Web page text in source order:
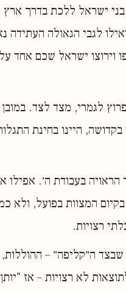
ישראל ללכת בדרך
לגבי הגאולה העתידה
וירוצו ישראל שכם אחד
לגמרי, מצד לצד. במובן
היינו בחינת
בעבודת ה׳. אפילו
המצוות בפועל, ולא
רצויות.
ה״קליפה״ – ההוללות,
לא רצויות – אז